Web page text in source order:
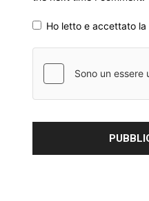
Ho letto e accettato la